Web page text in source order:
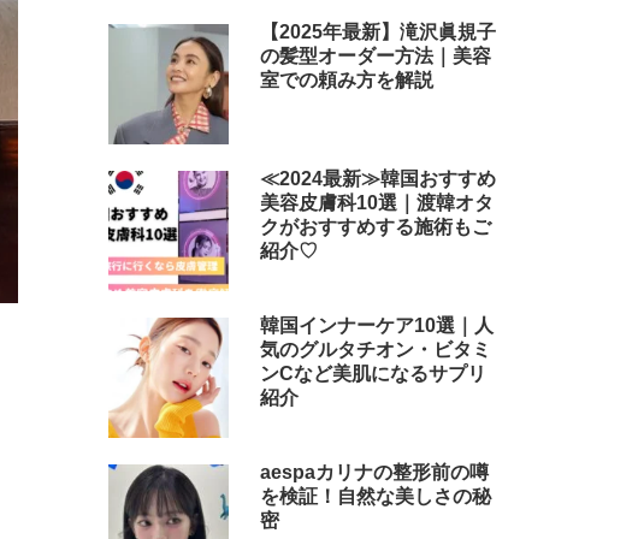
【2025年最新】滝沢眞規子
の髪型オーダー方法｜美容
室での頼み方を解説
≪2024最新≫韓国おすすめ
美容皮膚科10選｜渡韓オタ
クがおすすめする施術もご
紹介♡
韓国インナーケア10選｜人
気のグルタチオン・ビタミ
ンCなど美肌になるサプリ
紹介
aespaカリナの整形前の噂
を検証！自然な美しさの秘
密